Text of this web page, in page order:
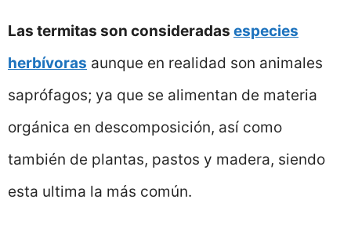
Las termitas son consideradas especies
herbívoras aunque en realidad son animales
saprófagos; ya que se alimentan de materia
orgánica en descomposición, así como
también de plantas, pastos y madera, siendo
esta ultima la más común.